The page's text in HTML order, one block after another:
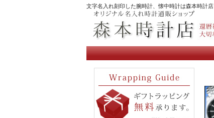
文字名入れ刻印した腕時計、懐中時計は森本時計店